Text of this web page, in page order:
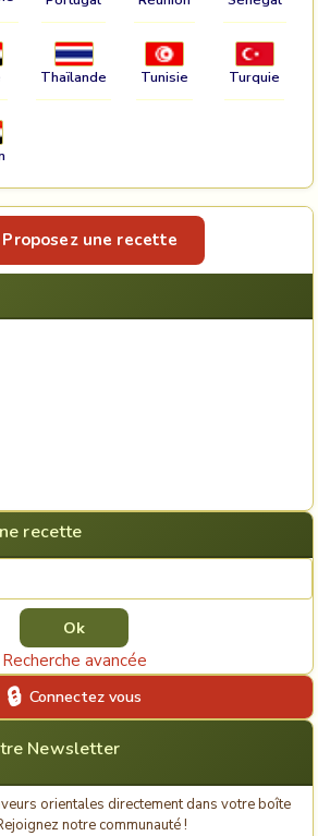
Thaïlande Tunisie Turquie
Proposez une recette
recette
Recherche avancée
Connectez vous
Newsletter
orientales directement dans votre boîte
notre communauté !